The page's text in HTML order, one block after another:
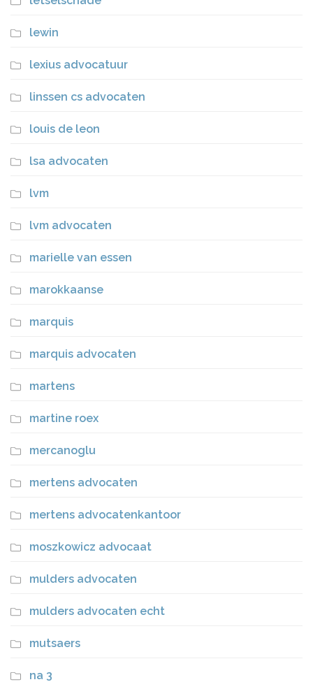
lewin
lexius advocatuur
linssen cs advocaten
louis de leon
lsa advocaten
lvm
lvm advocaten
marielle van essen
marokkaanse
marquis
marquis advocaten
martens
martine roex
mercanoglu
mertens advocaten
mertens advocatenkantoor
moszkowicz advocaat
mulders advocaten
mulders advocaten echt
mutsaers
na 3